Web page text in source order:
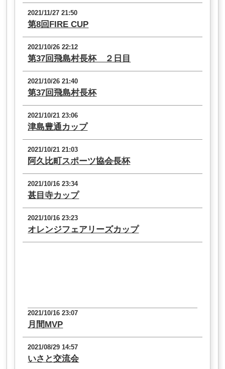
2021/11/27 21:50
第8回FIRE CUP
2021/10/26 22:12
第37回飛島村長杯 ２日目
2021/10/26 21:40
第37回飛島村長杯
2021/10/21 23:06
津島豊通カップ
2021/10/21 21:03
阿久比町スポーツ協会長杯
2021/10/16 23:34
甚目寺カップ
2021/10/16 23:23
オレンジフェアリーズカップ
2021/10/16 23:07
月間MVP
2021/08/29 14:57
いさと交流会